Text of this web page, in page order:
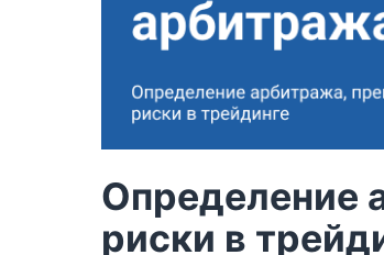
Определение
риски в